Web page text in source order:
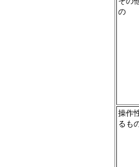
の
操作
るも